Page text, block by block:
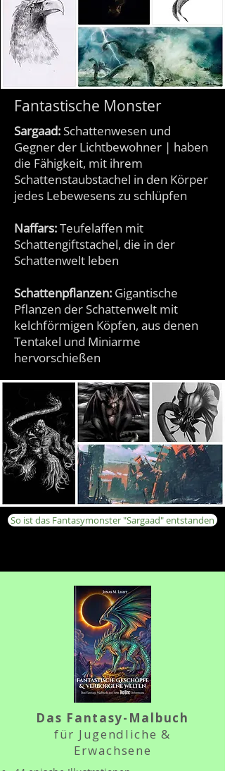
Fantastische Monster
Sargaad:Schattenwesen und
Gegner der Lichtbewohner | haben
die Fähigkeit, mit ihrem
Schattenstaubstachel in den Körper
jedes Lebewesens zu schlüpfen
Naffars:Teufelaffen mit
Schattengiftstachel, die in der
Schattenwelt leben
Schattenpflanzen: Gigantische
Pflanzen der Schattenwelt mit
kelchförmigen Köpfen, aus denen
Tentakel und Miniarme
hervorschießen
So ist das Fantasymonster "Sargaad" entstanden
Das Fantasy-Malbuch
für Jugendliche &
Erwachsene